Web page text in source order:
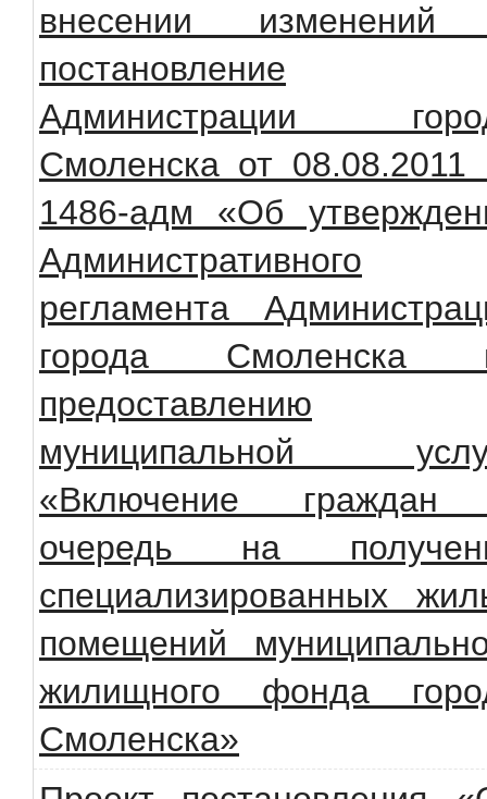
внесении
постановление
Администрации
Смоленска от
1486-адм «Об
Административного
регламента
города Смоленска
предоставлению
муниципальной
«Включение
очередь на
специализированных
помещений
жилищного фонда
Смоленска»